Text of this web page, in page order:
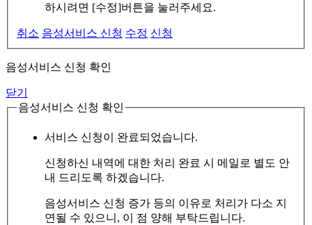
하시려면 [수정]버튼을 눌러주세요.
취소 음성서비스 신청 수정 신청
음성서비스 신청 확인
닫기
음성서비스 신청 확인
서비스 신청이 완료되었습니다.
신청하신 내역에 대한 처리 완료 시 메일로 별도 안
내 드리도록 하겠습니다.
음성서비스 신청 증가 등의 이유로 처리가 다소 지
연될 수 있으니, 이 점 양해 부탁드립니다.